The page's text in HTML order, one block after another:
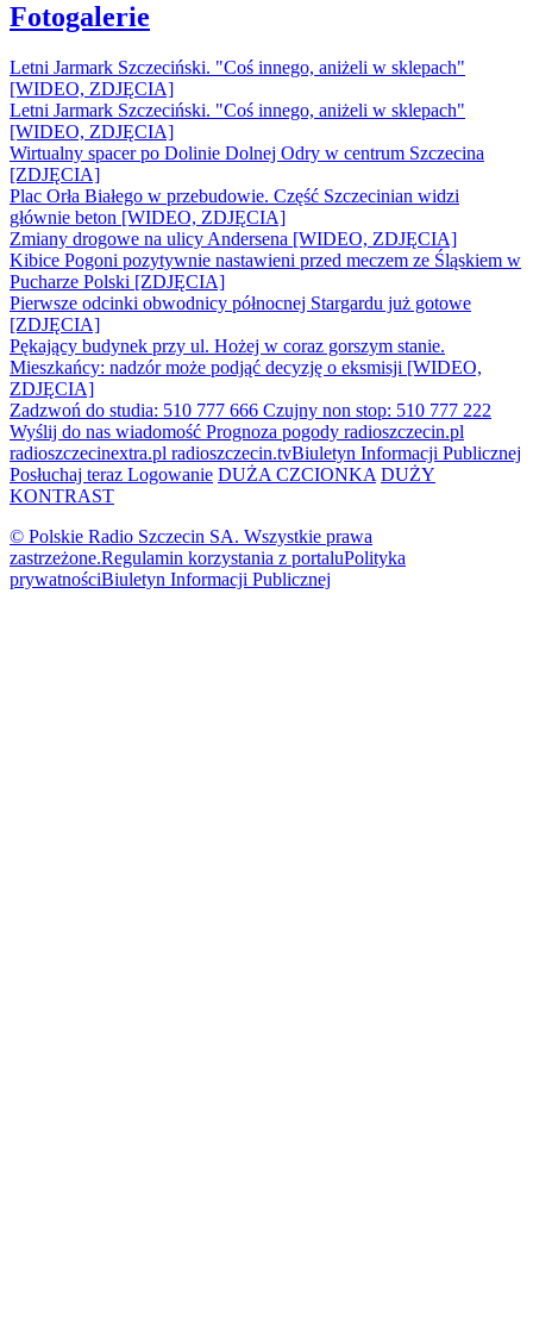
Fotogalerie
Letni Jarmark Szczeciński. "Coś innego, aniżeli w sklepach"
[WIDEO, ZDJĘCIA]
Letni Jarmark Szczeciński. "Coś innego, aniżeli w sklepach"
[WIDEO, ZDJĘCIA]
Wirtualny spacer po Dolinie Dolnej Odry w centrum Szczecina
[ZDJĘCIA]
Plac Orła Białego w przebudowie. Część Szczecinian widzi
głównie beton [WIDEO, ZDJĘCIA]
Zmiany drogowe na ulicy Andersena [WIDEO, ZDJĘCIA]
Kibice Pogoni pozytywnie nastawieni przed meczem ze Śląskiem w
Pucharze Polski [ZDJĘCIA]
Pierwsze odcinki obwodnicy północnej Stargardu już gotowe
[ZDJĘCIA]
Pękający budynek przy ul. Hożej w coraz gorszym stanie.
Mieszkańcy: nadzór może podjąć decyzję o eksmisji [WIDEO,
ZDJĘCIA]
Zadzwoń do studia: 510 777 666 Czujny non stop: 510 777 222
Wyślij do nas wiadomość Prognoza pogody radioszczecin.pl
radioszczecinextra.pl radioszczecin.tvBiuletyn Informacji Publicznej
Posłuchaj teraz Logowanie DUŻA CZCIONKA DUŻY
KONTRAST
© Polskie Radio Szczecin SA. Wszystkie prawa
zastrzeżone.Regulamin korzystania z portaluPolityka
prywatnościBiuletyn Informacji Publicznej